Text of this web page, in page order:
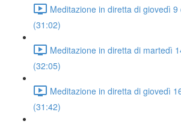
Meditazione in diretta di giovedì
(31:02)
Meditazione in diretta di martedì
(32:05)
Meditazione in diretta di giovedì
(31:42)